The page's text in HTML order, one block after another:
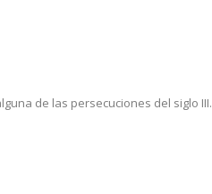
de las persecuciones del siglo III.